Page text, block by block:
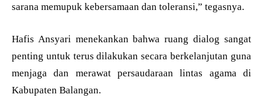
sarana memupuk kebersamaan dan toleransi,” tegasnya.
Hafis Ansyari menekankan bahwa ruang dialog sangat
penting untuk terus dilakukan secara berkelanjutan guna
menjaga dan merawat persaudaraan lintas agama di
Kabupaten Balangan.